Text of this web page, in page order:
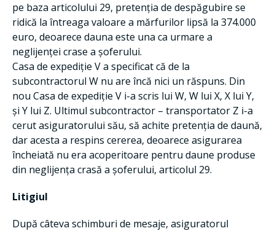
pe baza articolului 29, pretenția de despăgubire se
ridică la întreaga valoare a mărfurilor lipsă la 374.000
euro, deoarece dauna este una ca urmare a
neglijenței crase a șoferului.
Casa de expediție V a specificat că de la
subcontractorul W nu are încă nici un răspuns. Din
nou Casa de expediție V i-a scris lui W, W lui X, X lui Y,
și Y lui Z. Ultimul subcontractor – transportator Z i-a
cerut asiguratorului său, să achite pretenția de daună,
dar acesta a respins cererea, deoarece asigurarea
încheiată nu era acoperitoare pentru daune produse
din neglijența crasă a șoferului, articolul 29.
Litigiul
După câteva schimburi de mesaje, asiguratorul